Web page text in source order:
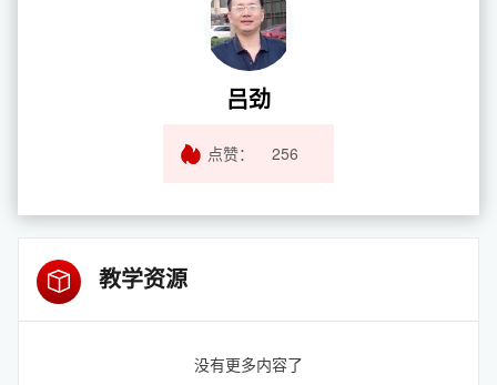
吕劲
点赞： 256
教学资源
没有更多内容了